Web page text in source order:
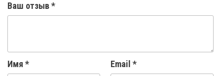
Ваш отзыв*
Имя * Email *